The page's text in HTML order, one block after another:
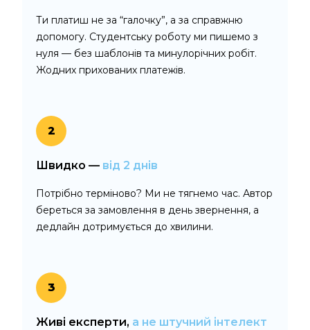
Ти платиш не за “галочку”, а за справжню
допомогу. Студентську роботу ми пишемо з
нуля — без шаблонів та минулорічних робіт.
Жодних прихованих платежів.
2
Швидко — від 2 днів
Потрібно терміново? Ми не тягнемо час. Автор
береться за замовлення в день звернення, а
дедлайн дотримується до хвилини.
3
Живі експерти, а не штучний інтелект